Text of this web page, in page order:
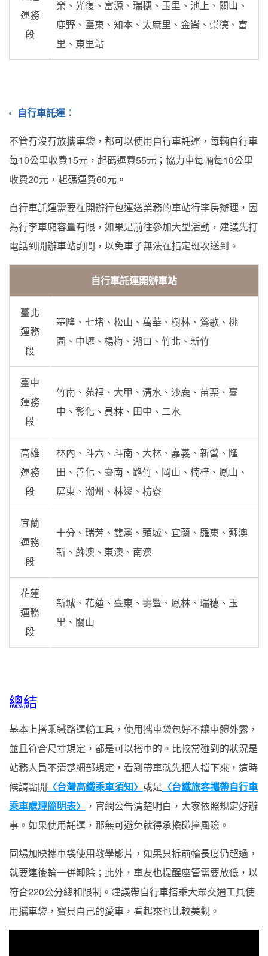
運務
段
榮、光復、富源、瑞穗、玉里、池上、關山、
鹿野、臺東、知本、太麻里、金崙、崇德、富
里、東里站
自行車託運：
不管有沒有放攜車袋，都可以使用自行車託運，每輛自行車
每10公里收費15元，起碼運費55元；協力車每輛每10公里
收費20元，起碼運費60元。
自行車託運需要在開辦行包運送業務的車站行李房辦理，因
為行李車廂容量有限，如果是前往參加大型活動，建議先打
電話到開辦車站詢問，以免車子無法在指定班次送到。
自行車託運開辦車站
臺北
運務
段
基隆、七堵、松山、萬華、樹林、鶯歌、桃
園、中壢、楊梅、湖口、竹北、新竹
臺中
運務
段
竹南、苑裡、大甲、清水、沙鹿、苗栗、臺
中、彰化、員林、田中、二水
高雄
運務
段
林內、斗六、斗南、大林、嘉義、新營、隆
田、善化、臺南、路竹、岡山、楠梓、鳳山、
屏東、潮州、林邊、枋寮
宜蘭
運務
段
十分、瑞芳、雙溪、頭城、宜蘭、羅東、蘇澳
新、蘇澳、東澳、南澳
花蓮
運務
段
新城、花蓮、臺東、壽豐、鳳林、瑞穗、玉
里、關山
總結
基本上搭乘鐵路運輸工具，使用攜車袋包好不讓車體外露，
並且符合尺寸規定，都是可以搭車的。比較常碰到的狀況是
站務人員不清楚細部規定，看到帶車就先把人擋下來，這時
候請點開 〈台灣高鐵乘車須知〉 或是 〈台鐵旅客攜帶自行車
乘車處理簡明表〉
，官網公告清楚明白，大家依照規定好辦
事。如果使用託運，那無可避免就得承擔碰撞風險。
同場加映攜車袋使用教學影片，如果只拆前輪長度仍超過，
就要連後輪一併卸除；此外，車友也提醒座管需要放低，以
符合220公分總和限制。建議帶自行車搭乘大眾交通工具使
用攜車袋，寶貝自己的愛車，看起來也比較美觀。